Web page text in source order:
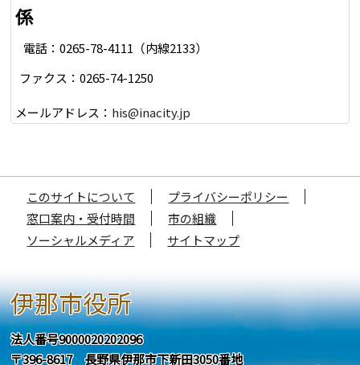
係
電話：0265-78-4111（内線2133）
ファクス：0265-74-1250
メールアドレス： his@inacity.jp
このサイトについて
プライバシーポリシー
窓口案内・受付時間
市の組織
ソーシャルメディア
サイトマップ
伊那市役所
法人番号9000020202096
〒396-8617 長野県伊那市下新田3050番地